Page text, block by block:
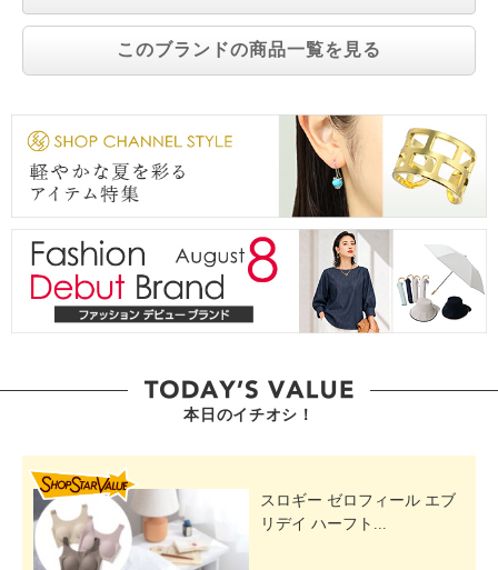
このブランドの商品一覧を見る
本日のイチオシ！
スロギー ゼロフィール エブ
リデイ ハーフト...